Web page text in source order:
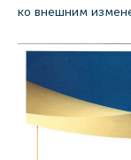
ко внешним